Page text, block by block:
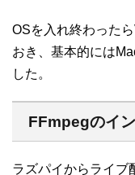
OSを入れ終わった
おき、基本的には
した。
FFmpegのイ
ラズパイからライブ